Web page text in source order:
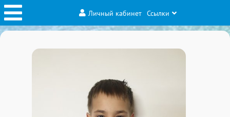
Личный кабинет Ссылки